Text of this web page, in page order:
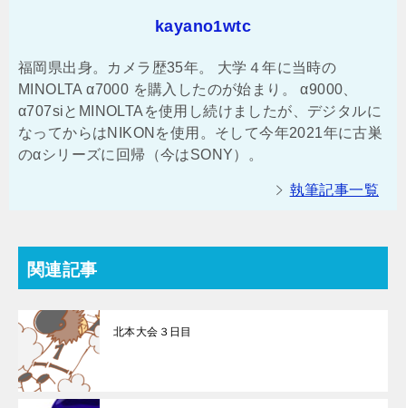
kayano1wtc
福岡県出身。カメラ歴35年。 大学４年に当時の
MINOLTA α7000 を購入したのが始まり。 α9000、
α707siとMINOLTAを使用し続けましたが、デジタルに
なってからはNIKONを使用。そして今年2021年に古巣
のαシリーズに回帰（今はSONY）。
執筆記事一覧
関連記事
北本大会３日目